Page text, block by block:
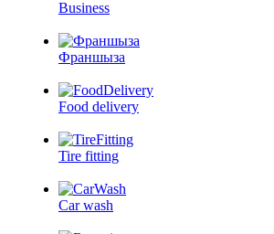
Business
Франшыза
Food delivery
Tire fitting
Car wash